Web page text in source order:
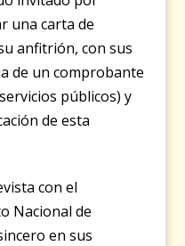
una carta de
anfitrión, con sus
de un comprobante
públicos) y
de esta
con el
Nacional de
en sus